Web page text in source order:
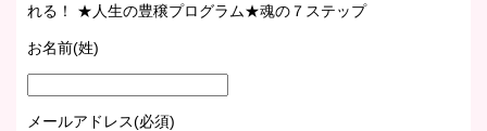
れる！ ★人生の豊穣プログラム★魂の７ステップ
お名前(姓)
メールアドレス(必須)